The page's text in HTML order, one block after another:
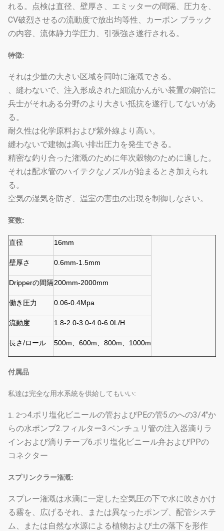
れる。点検は直径、壁厚さ、エミッターの間隔、圧力を、
CV破烈させるの流動度で放出均等性、カーボン ブラック
の内容、流体静力学圧力、引張強さ遂行される。
特徴:
それは少量の大きい区域を同時に潅漑できる。
、縫わないで、注入形成された細流かんがい装置の鋼管に
兵士がそれある分野のより大きい抵抗を遂行してないがあ
る。
耐久性は化学原料および紫外線より高い。
縫わないで建物は高い排出圧力を発生できる。
精密な釣り合った潅漑のために年次穀物のために適した。
それは配水管のハイテクなノズルが始まるとき加えられ
る。
空気の湿気を防ぎ、温室の害虫の出現を制御しなさい。
変数:
直径 16mm
壁厚さ 0.6mm-1.5mm
Dripperの間隔200mm-2000mm
働き圧力 0.06-0.4Mpa
流動度 1.8-2.0-3.0-4.0-6.0L/H
長さ/ロール 500m、600m、800m、1000m
付属品
私達は完全な用水系統を供給してもいい:
1. 2つ4.ポリ塩化ビニールの管およびPEの管5.のへの3/4"か
らの水ポンプ2.フィルター3.ベンチュリ管の注入器滴りラ
インおよび滴りテープ6.ポリ塩化ビニール弁およびPPの
コネクター
スプリンクラー潅漑:
スプレー潅漑は水滴に一定した空気圧の下で水に吹きかけ
る霧を、広げるそれ、または異なったポンプ、配管システ
ム、または自然な水源による植物および土の落下を形作